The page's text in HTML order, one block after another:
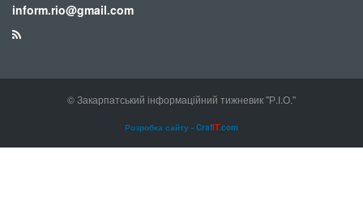
inform.rio@gmail.com
© Закарпатський інформаційний тижневик "Р.І.О."
Розробка сайту - CrafIT.com